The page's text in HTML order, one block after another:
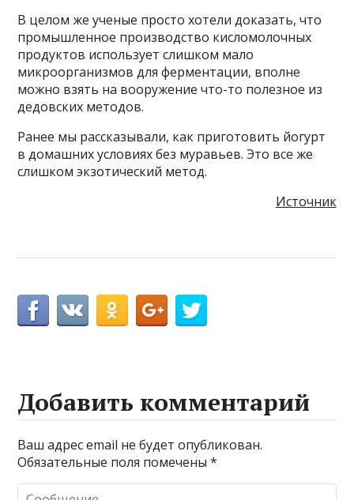
В целом же ученые просто хотели доказать, что
промышленное производство кисломолочных
продуктов использует слишком мало
микроорганизмов для ферментации, вполне
можно взять на вооружение что-то полезное из
дедовских методов.
Ранее мы рассказывали, как приготовить йогурт
в домашних условиях без муравьев. Это все же
слишком экзотический метод.
Источник
Добавить комментарий
Ваш адрес email не будет опубликован.
Обязательные поля помечены*